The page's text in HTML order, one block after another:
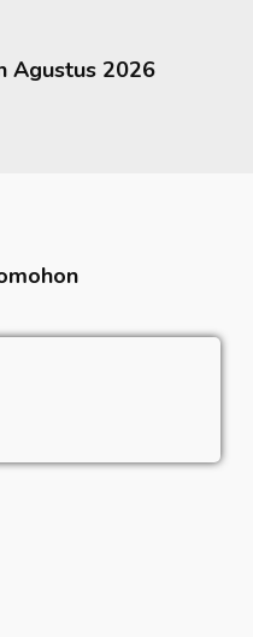
Agustus 2026